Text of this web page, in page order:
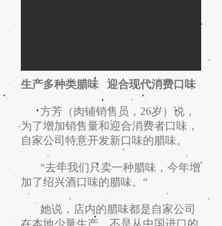
生产多种类腊味 迎合现代消费口味
方芳（肉铺销售员，26岁）说，
为了增加销售量和迎合消费者口味，
自家公司特意开发新口味的腊味。
“去年我们只卖一种腊味，今年增
加了绍兴酒口味的腊味。“
她说，店内的腊味都是自家公司
在本地少量生产，不是从中国进口的